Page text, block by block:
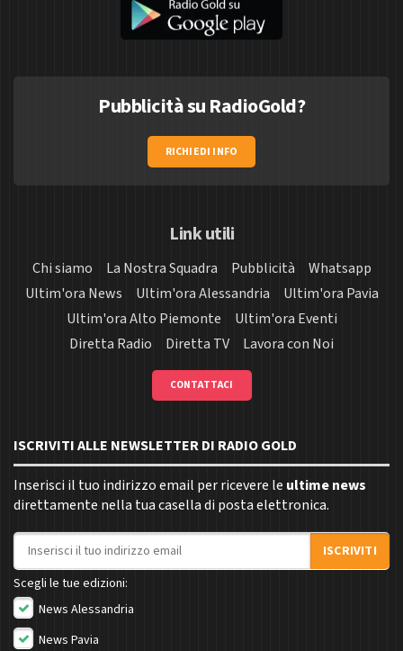
Pubblicità su RadioGold?
RICHIEDI INFO
Link utili
Chi siamo La Nostra Squadra Pubblicità
Whatsapp
Ultim'ora News
Ultim'ora Alessandria
Ultim'ora Pavia
Ultim'ora Alto Piemonte
Ultim'ora Eventi
Diretta Radio
Diretta TV Lavora con Noi
CONTATTACI
ISCRIVITI ALLE NEWSLETTER DI RADIO GOLD
Inserisci il tuo indirizzo email per ricevere le ultime news
direttamente nella tua casella di posta elettronica.
Indirizzo email
ISCRIVITI
Scegli le tue edizioni:
News Alessandria
News Pavia